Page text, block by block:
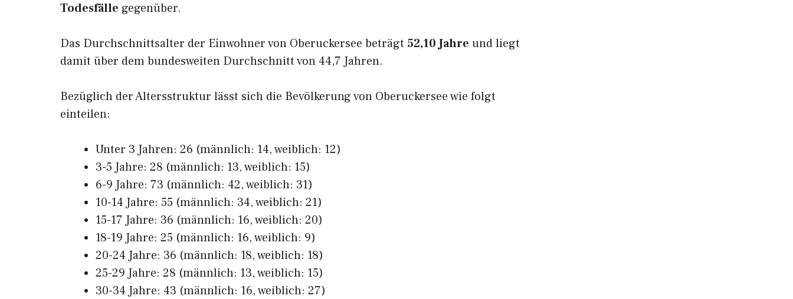
Todesfälle gegenüber.
Das Durchschnittsalter der Einwohner von Oberuckersee beträgt 52,10 Jahre und liegt
damit über dem bundesweiten Durchschnitt von 44,7 Jahren.
Bezüglich der Altersstruktur lässt sich die Bevölkerung von Oberuckersee wie folgt
einteilen:
Unter 3 Jahren: 26 (männlich: 14, weiblich: 12)
3-5 Jahre: 28 (männlich: 13, weiblich: 15)
6-9 Jahre: 73 (männlich: 42, weiblich: 31)
10-14 Jahre: 55 (männlich: 34, weiblich: 21)
15-17 Jahre: 36 (männlich: 16, weiblich: 20)
18-19 Jahre: 25 (männlich: 16, weiblich: 9)
20-24 Jahre: 36 (männlich: 18, weiblich: 18)
25-29 Jahre: 28 (männlich: 13, weiblich: 15)
30-34 Jahre: 43 (männlich: 16, weiblich: 27)